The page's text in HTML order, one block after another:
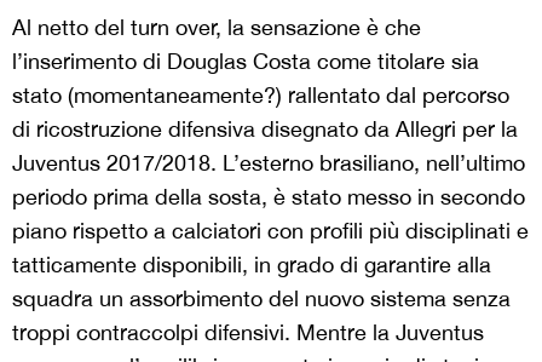
Al netto del turn over, la sensazione è che
l’inserimento di Douglas Costa come titolare sia
stato (momentaneamente?) rallentato dal percorso
di ricostruzione difensiva disegnato da Allegri per la
Juventus 2017/2018. L’esterno brasiliano, nell’ultimo
periodo prima della sosta, è stato messo in secondo
piano rispetto a calciatori con profili più disciplinati e
tatticamente disponibili, in grado di garantire alla
squadra un assorbimento del nuovo sistema senza
troppi contraccolpi difensivi. Mentre la Juventus